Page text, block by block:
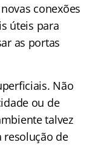
conexões
úteis para
as portas
Não
ou de
talvez
resolução de